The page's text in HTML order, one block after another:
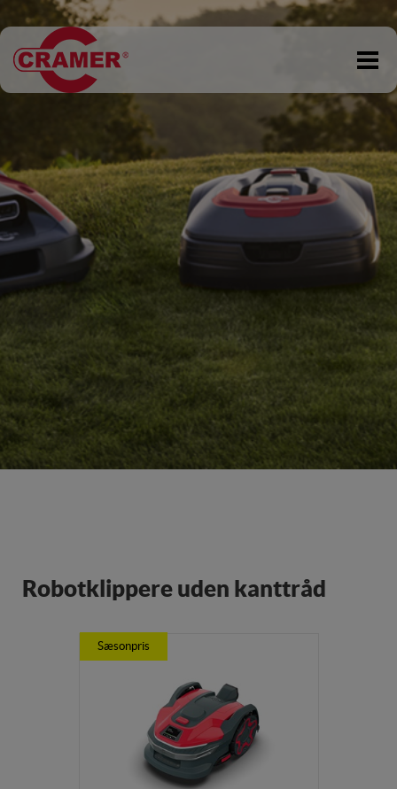
DKK 0,00
Gå til kassen
Tøm kurv
Robotklippere uden kanttråd
Sæsonpris